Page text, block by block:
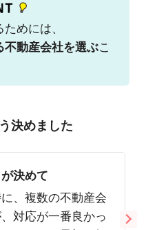
めには、
不動産会社を選ぶこ
決めました
決めて
、複数の不動産会
対応が一番良かっ